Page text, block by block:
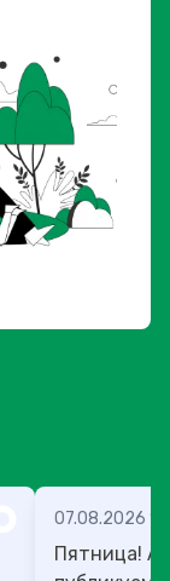
07.08.2026
Пятница! А